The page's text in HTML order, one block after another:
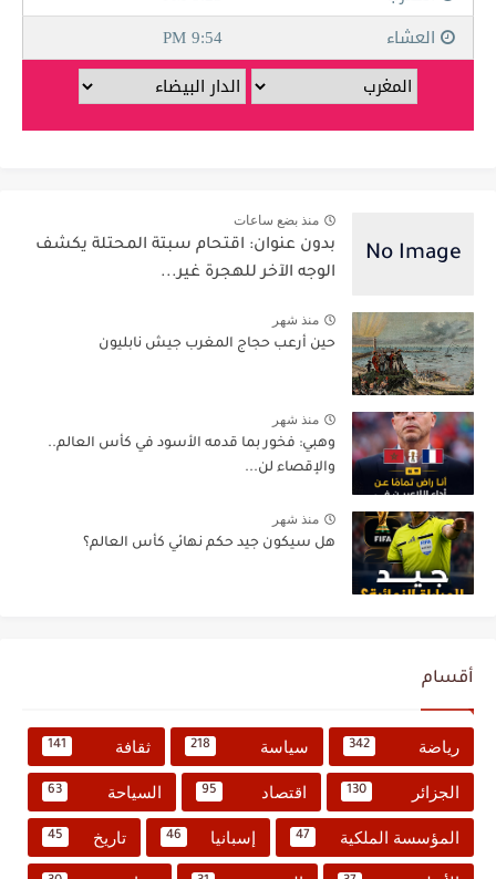
منذ بضع ساعات
بدون عنوان: اقتحام سبتة المحتلة يكشف
الوجه الآخر للهجرة غير...
منذ شهر
حين أرعب حجاج المغرب جيش نابليون
منذ شهر
وهبي: فخور بما قدمه الأسود في كأس العالم..
والإقصاء لن...
منذ شهر
هل سيكون جيد حكم نهائي كأس العالم؟
أقسام
رياضة 342 سياسة 218 ثقافة 141
الجزائر 130 اقتصاد 95 السياحة 63
المؤسسة الملكية 47 إسبانيا 46 تاريخ 45